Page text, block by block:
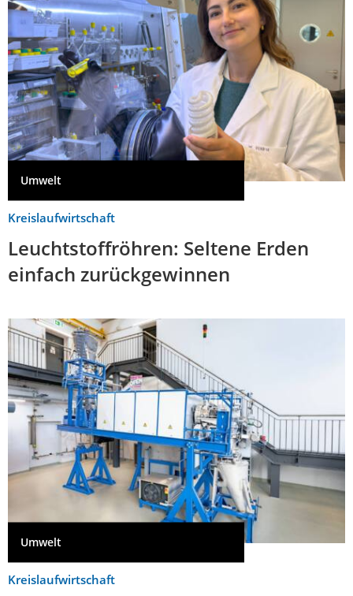
Umwelt
Kreislaufwirtschaft
Leuchtstoffröhren: Seltene Erden
einfach zurückgewinnen
Umwelt
Kreislaufwirtschaft